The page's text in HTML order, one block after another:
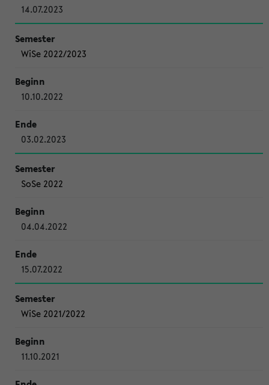
14.07.2023
WiSe 2022/2023
10.10.2022
03.02.2023
SoSe 2022
04.04.2022
15.07.2022
WiSe 2021/2022
11.10.2021